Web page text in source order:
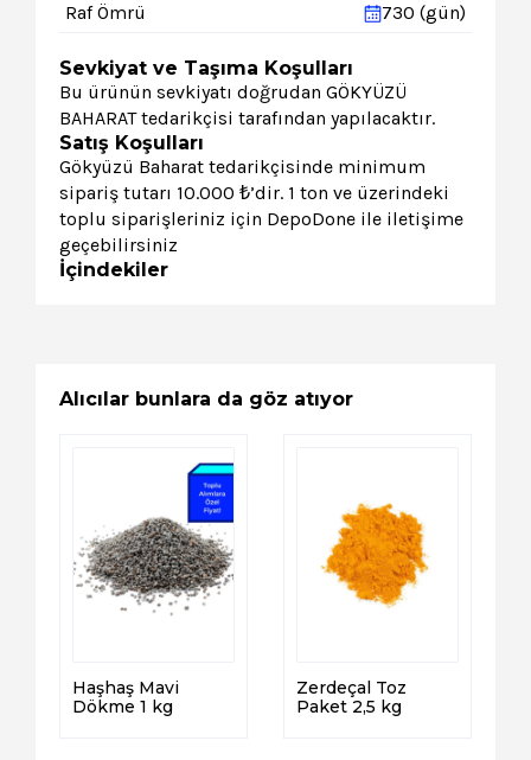
Raf Ömrü
730 (gün)
Sevkiyat ve Taşıma Koşulları
Bu ürünün sevkiyatı doğrudan GÖKYÜZÜ
BAHARAT tedarikçisi tarafından yapılacaktır.
Satış Koşulları
Gökyüzü Baharat tedarikçisinde minimum
sipariş tutarı 10.000 ₺’dir. 1 ton ve üzerindeki
toplu siparişleriniz için DepoDone ile iletişime
geçebilirsiniz
İçindekiler
Alıcılar bunlara da göz atıyor
Haşhaş Mavi
Dökme 1 kg
Zerdeçal Toz
Paket 2,5 kg